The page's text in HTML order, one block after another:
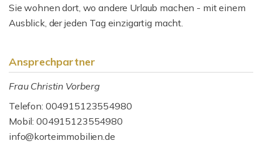
Sie wohnen dort, wo andere Urlaub machen - mit einem
Ausblick, der jeden Tag einzigartig macht.
Ansprechpartner
Frau Christin Vorberg
Telefon: 004915123554980
Mobil: 004915123554980
info@korteimmobilien.de